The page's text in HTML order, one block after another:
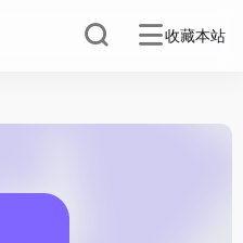
收藏本站